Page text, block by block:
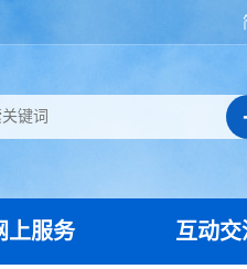
上服务 互动交